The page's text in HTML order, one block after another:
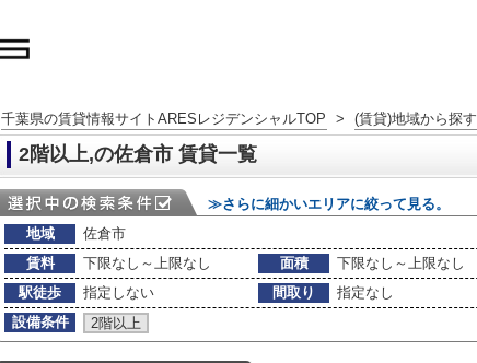
千葉県の賃貸情報サイトARESレジデンシャルTOP > (賃貸)地域から探す
2階以上,の佐倉市 賃貸一覧
≫さらに細かいエリアに絞って見る。
地域
佐倉市
賃料
下限なし～上限なし 面積 下限なし～上限なし
駅徒歩
指定しない 間取り
指定なし
設備条件
2階以上